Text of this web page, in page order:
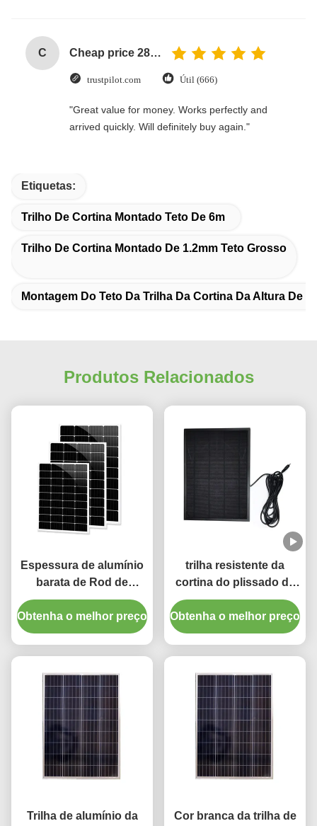
C Cheap price 28mm Aluminium Curtain Rod 1.2mm thickness with plastic final
trustpilot.com Útil (666)
"Great value for money. Works perfectly and
arrived quickly. Will definitely buy again."
Etiquetas:
Trilho De Cortina Montado Teto De 6m
Trilho De Cortina Montado De 1.2mm Teto Grosso
Montagem Do Teto Da Trilha Da Cortina Da Altura De
Produtos Relacionados
Espessura de alumínio
barata de Rod de
cortina 1.2mm do preço
28mm com final plástico
Obtenha o melhor preço
trilha resistente da
cortina do plissado da
pitada do trilho de
cortina da espessura
L5m de 1.5mm
Obtenha o melhor preço
Trilha de alumínio da
Cor branca da trilha de